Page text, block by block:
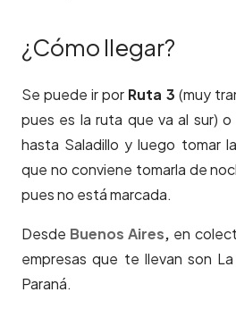
¿Cómo llegar?
Se puede ir por Ruta 3 (muy
pues es la ruta que va al sur) o
hasta Saladillo y luego tomar la
que no conviene tomarla de
pues no está marcada.
Desde Buenos Aires, en
empresas que te llevan son La
Paraná.